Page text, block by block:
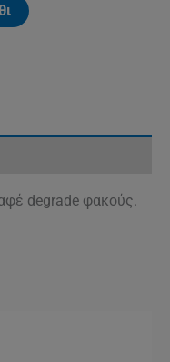
degrade φακούς.